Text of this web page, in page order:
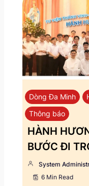
Dòng Đa Minh
Thông báo
HÀNH
BƯỚC ĐI
System
6 Min Read